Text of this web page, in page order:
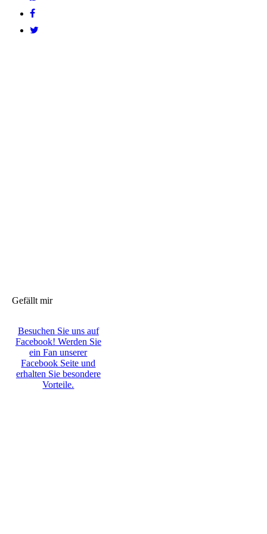
Gefällt mir
Besuchen Sie uns auf
Facebook! Werden Sie
ein Fan unserer
Facebook Seite und
erhalten Sie besondere
Vorteile.